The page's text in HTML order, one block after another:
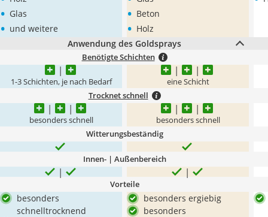
• Glas
• und weitere
• Beton
• Holz
Anwendung des Goldsprays
Benötigte Schichten
1-3 Schichten, je nach Bedarf eine Schicht
Trocknet schnell
besonders schnell besonders schnell
Witterungsbeständig
Innen- | Außenbereich
Vorteile
besonders
schnelltrocknend
besonders ergiebig
besonders